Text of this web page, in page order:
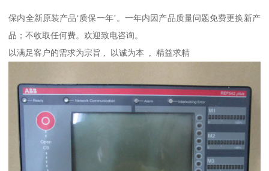
保内全新原装产品‘质保一年’。一年内因产品质量问题免费更换新产
品；不收取任何费。欢迎致电咨询。
以满足客户的需求为宗旨 , 以诚为本 , 精益求精